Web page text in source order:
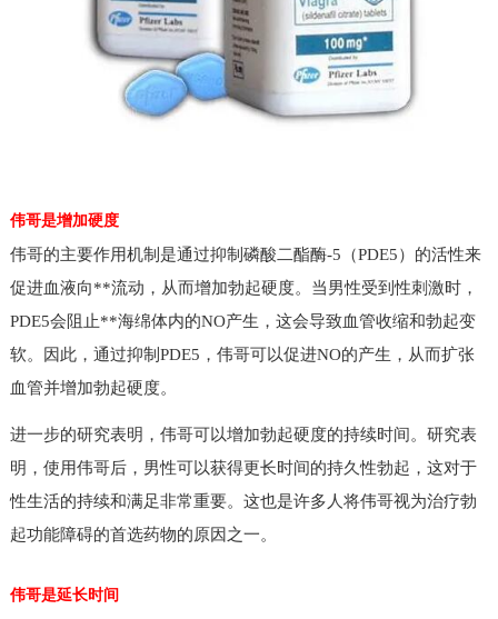
伟哥是增加硬度
伟哥的主要作用机制是通过抑制磷酸二酯酶-5（PDE5）的活性来
促进血液向**流动，从而增加勃起硬度。当男性受到性刺激时，
PDE5会阻止**海绵体内的NO产生，这会导致血管收缩和勃起变
软。因此，通过抑制PDE5，伟哥可以促进NO的产生，从而扩张
血管并增加勃起硬度。
进一步的研究表明，伟哥可以增加勃起硬度的持续时间。研究表
明，使用伟哥后，男性可以获得更长时间的持久性勃起，这对于
性生活的持续和满足非常重要。这也是许多人将伟哥视为治疗勃
起功能障碍的首选药物的原因之一。
伟哥是延长时间